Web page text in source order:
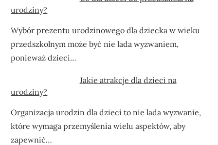
urodziny?
Wybór prezentu urodzinowego dla dziecka w wieku
przedszkolnym może być nie lada wyzwaniem,
ponieważ dzieci…
Jakie atrakcje dla dzieci na
urodziny?
Organizacja urodzin dla dzieci to nie lada wyzwanie,
które wymaga przemyślenia wielu aspektów, aby
zapewnić…